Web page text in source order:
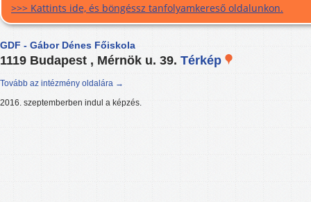
>>> Kattints ide, és böngéssz tanfolyamkereső oldalunkon.
GDF - Gábor Dénes Főiskola
1119 Budapest , Mérnök u. 39. Térkép
Tovább az intézmény oldalára →
2016. szeptemberben indul a képzés.